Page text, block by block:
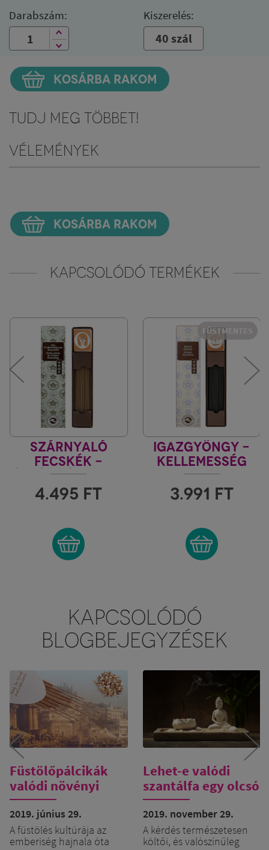
Darabszám: Kiszerelés:
40 szál
KOSÁRBA RAKOM
Tudj meg többet!
Vélemények
KOSÁRBA RAKOM
KAPCSOLÓDÓ TERMÉKEK
SZÁRNYALÓ
FECSKÉK -
ÉRZÉKISÉG KARIN
4.495 FT
FÜSTMENTES
IGAZGYÖNGY -
KELLEMESSÉG
FÜSTMENTES
KARIN
3.991 FT
KAPCSOLÓDÓ
BLOGBEJEGYZÉSEK
Füstölőpálcikák
valódi növényi
gyantából
2019. június 29.
A füstölés kultúrája az
emberiség hajnala óta
Lehet-e valódi
szantálfa egy olcsó
füstölőpálcikában
?
2019. november 29.
A kérdés természetesen
költői, és valószínűleg